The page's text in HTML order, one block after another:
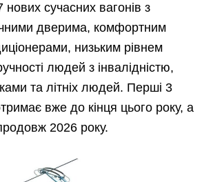
сучасних вагонів з
дверима, комфортним
низьким рівнем
людей з інвалідністю,
та літніх людей. Перші 3
вже до кінця цього року, а
2026 року.